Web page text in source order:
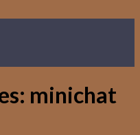
minichat